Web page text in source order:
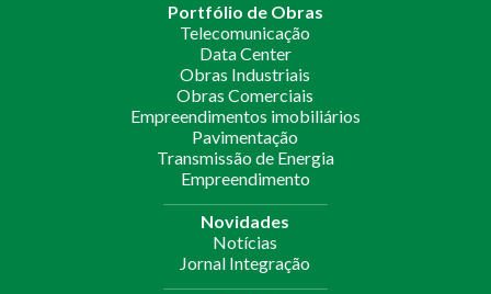
Portfólio de Obras
Telecomunicação
Data Center
Obras Industriais
Obras Comerciais
Empreendimentos imobiliários
Pavimentação
Transmissão de Energia
Empreendimento
Novidades
Notícias
Jornal Integração